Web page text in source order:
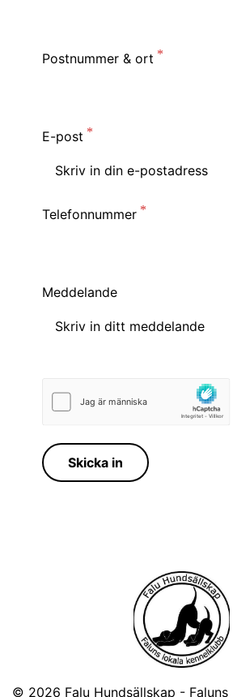
Postnummer & ort
E-post
Telefonnummer
Meddelande
Skicka in
© 2026 Falu Hundsällskap -